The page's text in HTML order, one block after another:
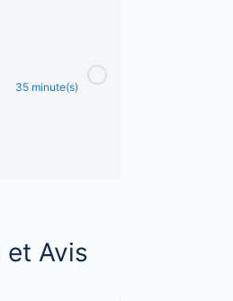
35 minute(s)
et Avis